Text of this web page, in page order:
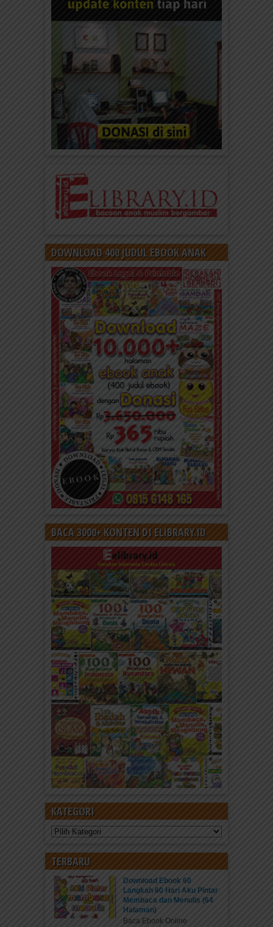
DOWNLOAD 400 JUDUL EBOOK ANAK
BACA 3000+ KONTEN DI ELIBRARY.ID
KATEGORI
Kategori
TERBARU
Download Ebook 60
Langkah 60 Hari Aku Pintar
Membaca dan Menulis (64
Halaman)
Baca Ebook Online